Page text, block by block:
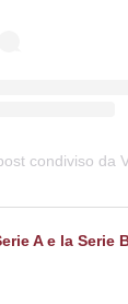
condiviso da
A e la Serie